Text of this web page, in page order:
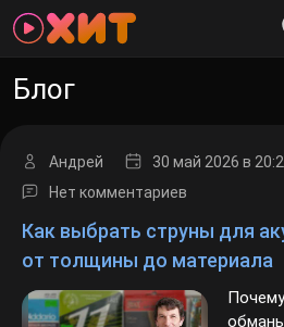
Блог
Андрей 30 май 2026 в
Нет комментариев
Как выбрать струны для
от толщины до материала